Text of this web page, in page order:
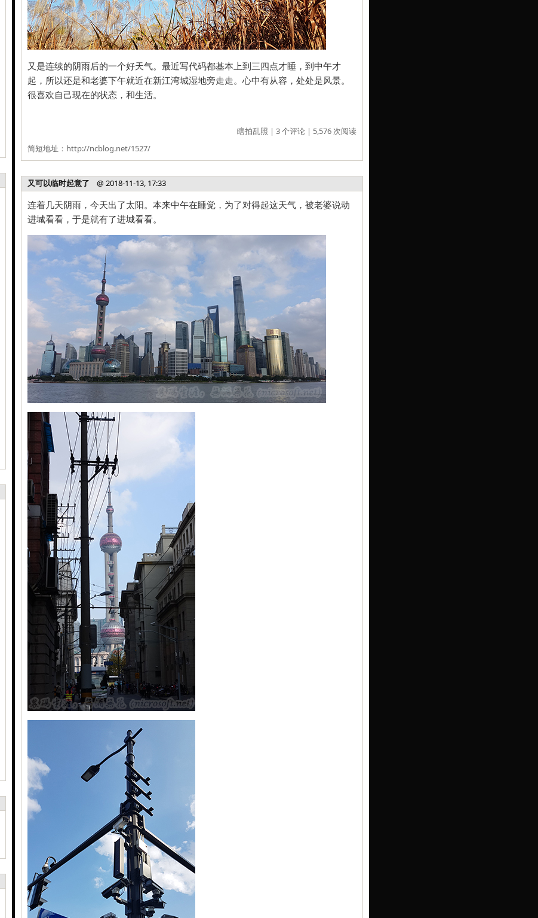
又是连续的阴雨后的一个好天气。最近写代码都基本上到三四点才睡，到中午才
起，所以还是和老婆下午就近在新江湾城湿地旁走走。心中有从容，处处是风景。
很喜欢自己现在的状态，和生活。
瞎拍乱照 | 3 个评论 | 5,576 次阅读
简短地址： http://ncblog.net/1527/
又可以临时起意了 @ 2018-11-13, 17:33
连着几天阴雨，今天出了太阳。本来中午在睡觉，为了对得起这天气，被老婆说动
进城看看，于是就有了进城看看。